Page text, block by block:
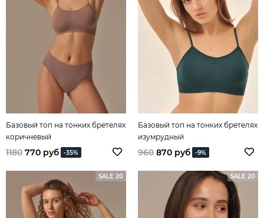
Базовый топ на тонких бретелях
коричневый
1180 770 руб -35%
Базовый топ на тонких бретелях
изумрудный
960 870 руб -9%
SALE 20 SALE 20